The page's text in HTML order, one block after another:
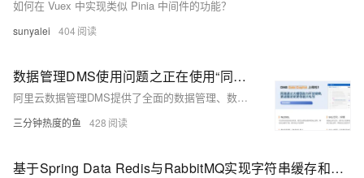
如何在 Vuex 中实现类似 Pinia 中间件的功能？
sunyalei 404
数据管理DMS使用问题之正在使用“同步表”功能，如何设置数据同步的过期时间
阿里云数据管理DMS提供了全面的数据管理、数据库运维、数据安全、数据迁移与同步等功能，助力企业高效、安全地进行数据库管理和运维工作。以下是DMS产品使用合集的详细介绍。
三分钟热度的鱼 428
基于Spring Data Redis与RabbitMQ实现字符串缓存和计数功能（数据同步）